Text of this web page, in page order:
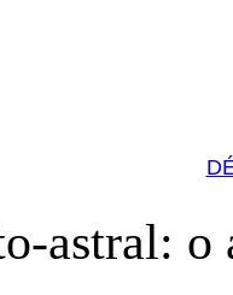
astral: